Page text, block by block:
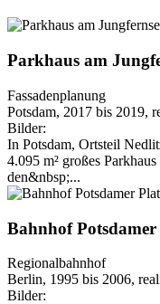
Parkhaus am
Fassadenplanung
Potsdam, 2017 bis 2019,
Bilder:
In Potsdam, Ortsteil
4.095 m² großes
den&nbsp;...
Bahnhof Potsdamer
Regionalbahnhof
Berlin, 1995 bis 2006,
Bilder: